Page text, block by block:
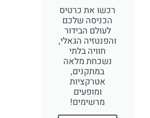
רכשו את כרטיס
הכניסה שלכם
לעולם הבידור
והפנטזיה הגאלי,
חוויה בלתי
נשכחת מלאה
במתקנים,
אטרקציות
ומופעים
מרשימים!